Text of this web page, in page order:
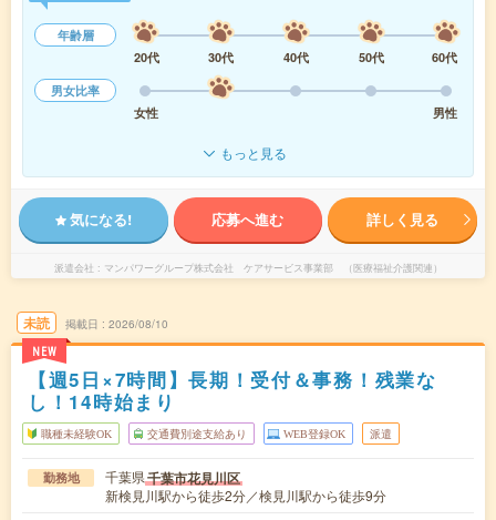
年齢層
20代
30代 40代 50代
60代
男女比率
女性
男性
もっと見る
気になる! 応募へ進む 詳しく見る
派遣会社 マンパワーグループ株式会社 ケアサービス事業部 （医療福祉介護関連）
未読
NEW
掲載日 2026/08/10
【週5日×7時間】長期！受付＆事務！残業な
し！14時始まり
職種未経験OK 交通費別途支給あり WEB登録OK 派遣
勤務地 千葉県千葉市花見川区
新検見川駅から徒歩2分／検見川駅から徒歩9分